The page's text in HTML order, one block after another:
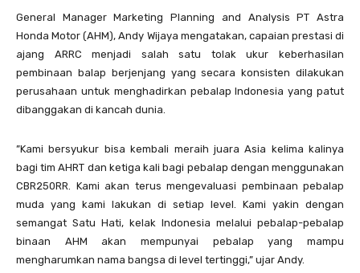
General Manager Marketing Planning and Analysis PT Astra
Honda Motor (AHM), Andy Wijaya mengatakan, capaian prestasi di
ajang ARRC menjadi salah satu tolak ukur keberhasilan
pembinaan balap berjenjang yang secara konsisten dilakukan
perusahaan untuk menghadirkan pebalap Indonesia yang patut
dibanggakan di kancah dunia.
”Kami bersyukur bisa kembali meraih juara Asia kelima kalinya
bagi tim AHRT dan ketiga kali bagi pebalap dengan menggunakan
CBR250RR. Kami akan terus mengevaluasi pembinaan pebalap
muda yang kami lakukan di setiap level. Kami yakin dengan
semangat Satu Hati, kelak Indonesia melalui pebalap-pebalap
binaan AHM akan mempunyai pebalap yang mampu
mengharumkan nama bangsa di level tertinggi,” ujar Andy.